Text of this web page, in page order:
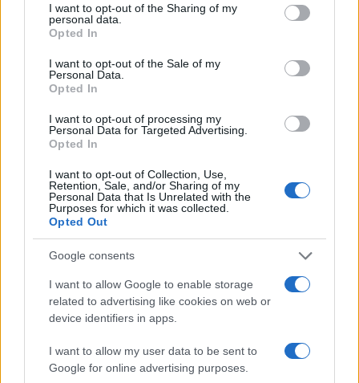
not limited to your visit or usage behaviour. You may click to
grant or deny consent to Google and its third-party tags to
use your data for below specified purposes in below Google
consent section.
I want to opt-out of the Sharing of my
personal data.
Opted In
I want to opt-out of the Sale of my
Personal Data.
Opted In
I want to opt-out of processing my
Personal Data for Targeted Advertising.
Opted In
I want to opt-out of Collection, Use,
Retention, Sale, and/or Sharing of my
Personal Data that Is Unrelated with the
Purposes for which it was collected.
Opted Out
Google consents
I want to allow Google to enable storage
related to advertising like cookies on web or
device identifiers in apps.
I want to allow my user data to be sent to
Google for online advertising purposes.
sull’evento nerd di Perugia
Andrea Conforti · 6 Ago 2026
NERD NEWS